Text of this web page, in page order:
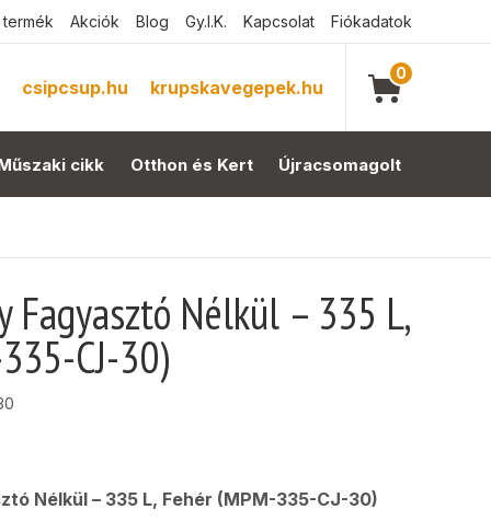
Akciók Blog Gy.I.K. Kapcsolat Fiókadatok
csipcsup.hu krupskavegepek.hu
0
cikk Otthon és Kert Újracsomagolt
Fagyasztó Nélkül – 335 L,
CJ-30)
Nélkül – 335 L, Fehér (MPM-335-CJ-30)